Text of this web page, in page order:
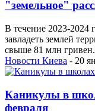
"земельное"
В течение 2023-2024
завладеть землей
свыше 81 млн гривен.
Новости Киева - 20
Каникулы в
февраля